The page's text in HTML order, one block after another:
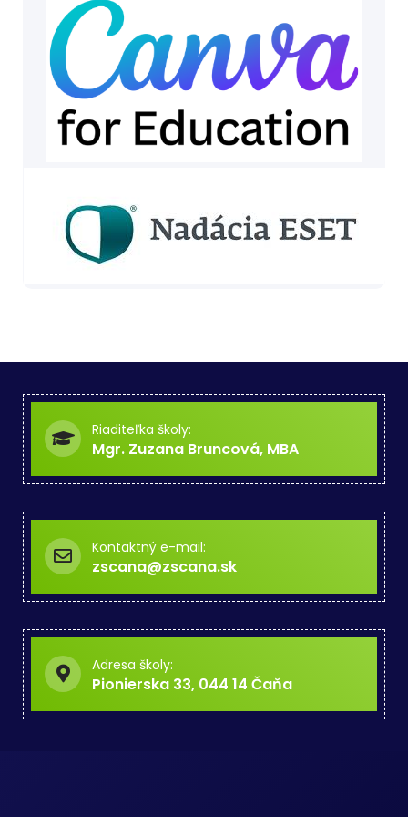
Riaditeľka školy:
Mgr. Zuzana Bruncová, MBA
Kontaktný e-mail:
zscana@zscana.sk
Adresa školy:
Pionierska 33, 044 14 Čaňa